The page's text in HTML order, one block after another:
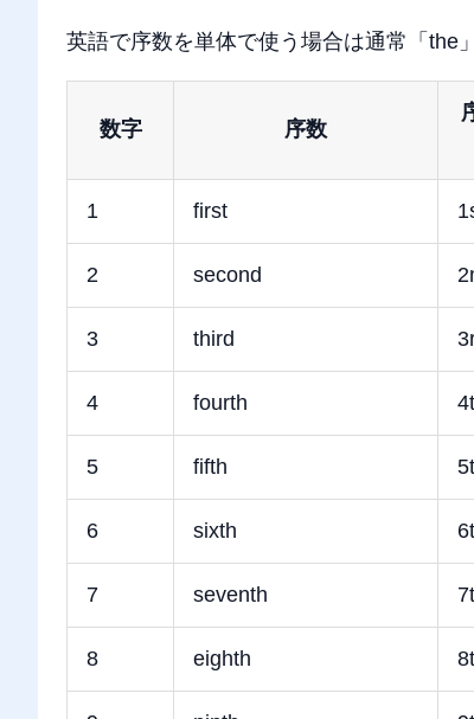
英語で序数を単体で使う場合は通常「the
数字 序数
1 first
2 second
3 third
4 fourth
5 fifth
6 sixth
7 seventh
8 eighth